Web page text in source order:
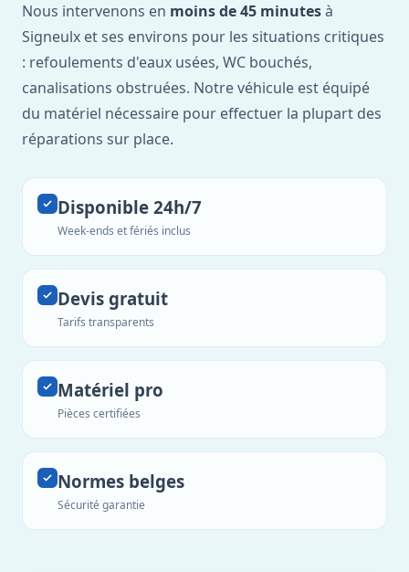
Nous intervenons en moins de 45 minutesà
Signeulx et ses environs pour les situations critiques
: refoulements d'eaux usées, WC bouchés,
canalisations obstruées. Notre véhicule est équipé
du matériel nécessaire pour effectuer la plupart des
réparations sur place.
Disponible 24h/7
Week-ends et fériés inclus
Devis gratuit
Tarifs transparents
Matériel pro
Pièces certifiées
Normes belges
Sécurité garantie